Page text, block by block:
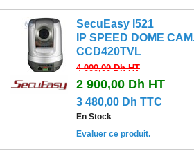
SecuEasy I521
IP SPEED DOME
CCD420TVL
4 000,00 DhHT
2 900,00 Dh HT
3 480,00 Dh TTC
En Stock
Evaluer ce produit.